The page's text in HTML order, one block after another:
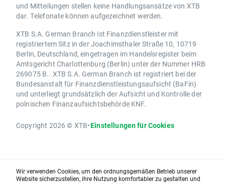
und Mitteilungen stellen keine Handlungsansätze von XTB
dar. Telefonate können aufgezeichnet werden.
XTB S.A. German Branch ist Finanzdienstleister mit
registriertem Sitz in der Joachimsthaler Straße 10, 10719
Berlin, Deutschland, eingetragen im Handelsregister beim
Amtsgericht Charlottenburg (Berlin) unter der Nummer HRB
269075 B.. XTB S.A. German Branch ist registriert bei der
Bundesanstalt für Finanzdienstleistungsaufsicht (BaFin)
und unterliegt grundsätzlich der Aufsicht und Kontrolle der
polnischen Finanzaufsichtsbehörde KNF.
Copyright 2026 © XTB•Einstellungen für Cookies
Wir verwenden Cookies, um den ordnungsgemäßen Betrieb unserer
Website sicherzustellen, ihre Nutzung komfortabler zu gestalten und